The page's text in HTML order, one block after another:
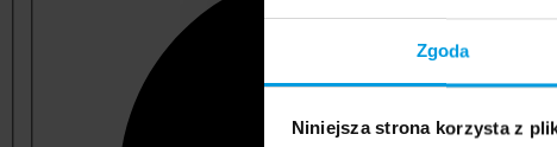
Zgoda
Niniejsza strona korzysta z